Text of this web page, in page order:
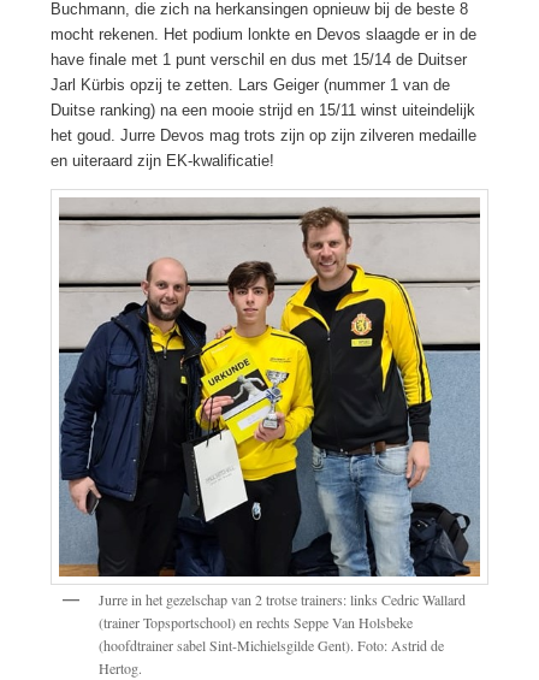
Buchmann, die zich na herkansingen opnieuw bij de beste 8
mocht rekenen. Het podium lonkte en Devos slaagde er in de
have finale met 1 punt verschil en dus met 15/14 de Duitser
Jarl Kürbis opzij te zetten. Lars Geiger (nummer 1 van de
Duitse ranking) na een mooie strijd en 15/11 winst uiteindelijk
het goud. Jurre Devos mag trots zijn op zijn zilveren medaille
en uiteraard zijn EK-kwalificatie!
Jurre in het gezelschap van 2 trotse trainers: links Cedric Wallard
(trainer Topsportschool) en rechts Seppe Van Holsbeke
(hoofdtrainer sabel Sint-Michielsgilde Gent). Foto: Astrid de
Hertog.